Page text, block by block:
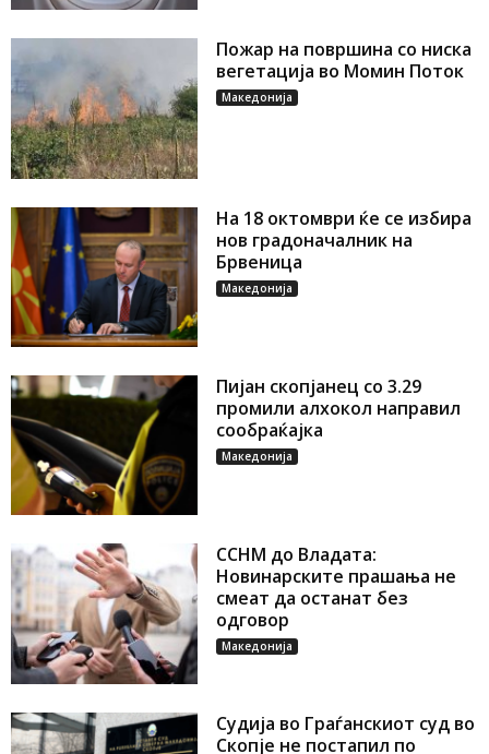
Пожар на површина со ниска
вегетација во Момин Поток
Македонија
На 18 октомври ќе се избира
нов градоначалник на
Брвеница
Македонија
Пијан скопјанец со 3.29
промили алхокол направил
сообраќајка
Македонија
ССНМ до Владата:
Новинарските прашања не
смеат да останат без
одговор
Македонија
Судија во Граѓанскиот суд во
Скопје не постапил по